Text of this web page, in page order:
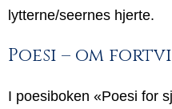
lytterne/seernes hjerte.
Poesi – om
I poesiboken «Poesi for